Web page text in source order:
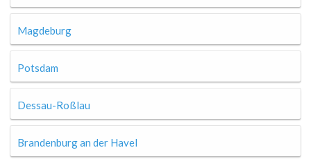
Magdeburg
Potsdam
Dessau-Roßlau
Brandenburg an der Havel